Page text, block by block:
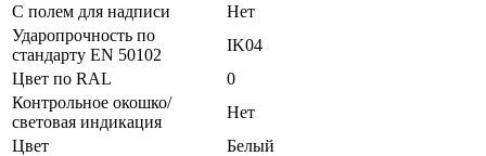
С полем для надписи
Нет
Ударопрочность по
стандарту EN 50102
IK04
Цвет по RAL
0
Контрольное окошко/
световая индикация
Нет
Цвет
Белый